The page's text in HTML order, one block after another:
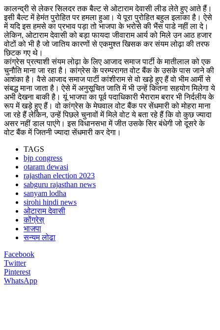
कालन्द्री से लेकर सिलदर तक बैल्ट से ओटाराम देवासी लीड लेते हुए आते हैं।
इसी बैल्ट में हेमंत पुरोहित पर हमला हुआ। ये पूरा पुरोहित बहुल इलाका है। ऐसे
में यदि इस हमसे का प्रभाव पड़ा तो भाजपा के भरोसे की भैंस पाडे नहीं ला दे।
लेकिन, ओटाराम देवासी को बड़ा फायदा जीवाराम आर्य को मिले उन आठ हजार
वोटों को भी है जो जातिय कारणों से एकमुश्त खिसक कर संयम लोढ़ा की तरफ
छिटक गए थे।
कांग्रेस प्रत्याशी संयम लोढ़ा के लिए आजाद समाज पार्टी के मातीलाल को एक
चुनौति माना जा रहा है। कांग्रेस के परम्परागत वोट बैंक के उसके पास जाने की
आशंका है। वैसे आजाद समाज पार्टी कांशीराम से वो खड़े हुए हैं वो भीम आर्मी से
संबद्ध माना जाता है। ऐसे में अनुसूचित जाति में भी उन्हें कितना सहयोग मिलेगा ये
अभी देखना बाकी है। यूं भाजपा का पूर्व पदाधिकारी भैराराम बरार भी निर्दलीय के
रूप में खड़े हुए हैं। वो कांग्रेस के मेघवाल वोट बैंक पर सेंधमारी को मोहरा माना
जा रहे हैं लेकिन, उन्हें पिछले चुनावों में मिले वोट ये बता रहे हैं कि वो कुछ ज्यादा
असर नहीं डाल पाएंगे। इस विधानसभा में जीत उसके सिर बंधेगी जो दूसरे के
वोट बैंक में जितनी ज्यादा सेंधमारी कर देगा।
TAGS
bjp congress
otaram dewasi
rajasthan election 2023
sabguru rajasthan news
sanyam lodha
sirohi hindi news
ओटाराम देवासी
कोंग्रेस्
भाजपा
सन्यम लोढा
Facebook
Twitter
Pinterest
WhatsApp